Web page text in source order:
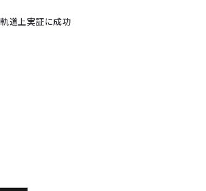
道上実証に成功